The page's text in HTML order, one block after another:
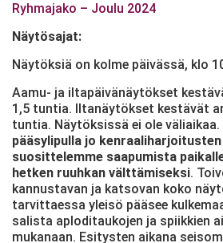
Ryhmajako – Joulu 2024
Näytösajat:
Näytöksiä on kolme päivässä, klo
Aamu- ja iltapäivänäytökset
1,5 tuntia. Iltanäytökset kestävät
tuntia. Näytöksissä ei ole väliaikaa.
pääsylipulla jo
suosittelemme saapumista
hetken ruuhkan välttämiseksi.
kannustavan ja katsovan koko
tarvittaessa yleisö pääsee
salista aploditaukojen ja spiikkien
mukanaan. Esitysten aikana